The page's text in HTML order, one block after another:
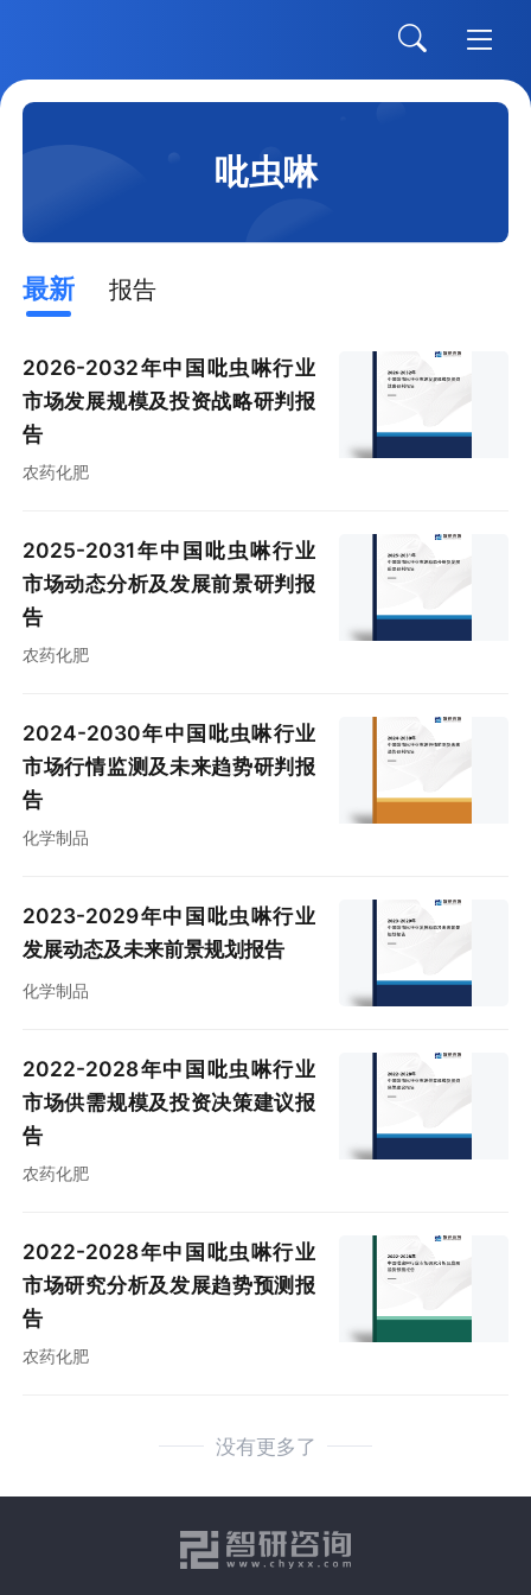
吡虫啉
最新 报告
2026-2032年中国吡虫啉行业
市场发展规模及投资战略研判报
告
农药化肥
2025-2031年中国吡虫啉行业
市场动态分析及发展前景研判报
告
农药化肥
2024-2030年中国吡虫啉行业
市场行情监测及未来趋势研判报
告
化学制品
2023-2029年中国吡虫啉行业
发展动态及未来前景规划报告
化学制品
2022-2028年中国吡虫啉行业
市场供需规模及投资决策建议报
告
农药化肥
2022-2028年中国吡虫啉行业
市场研究分析及发展趋势预测报
告
农药化肥
没有更多了